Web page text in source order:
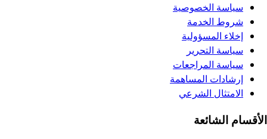
سياسة الخصوصية
شروط الخدمة
إخلاء المسؤولية
سياسة التحرير
سياسة المراجعات
إرشادات المساهمة
الامتثال الشرعي
الأقسام الشائعة